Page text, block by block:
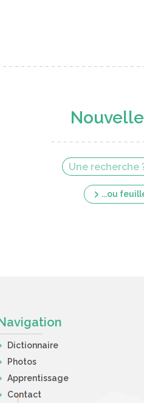
...ou
Dictionnaire
Photos
Apprentissage
Contact